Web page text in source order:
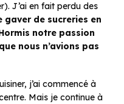
J’ai en fait perdu des
gaver de sucreries en
notre passion
nous n’avions pas
j’ai commencé à
Mais je continue à